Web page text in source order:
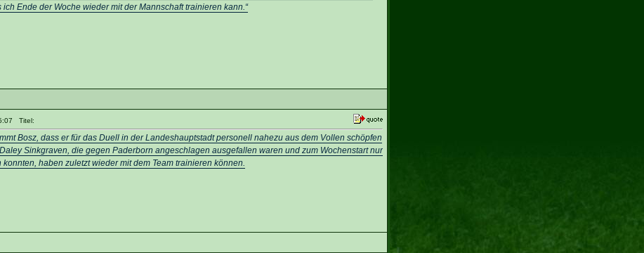
ich Ende der Woche wieder mit der Mannschaft trainieren kann.“
Titel:
Bosz, dass er für das Duell in der Landeshauptstadt personell nahezu aus dem Vollen schöpfen
Sinkgraven, die gegen Paderborn angeschlagen ausgefallen waren und zum Wochenstart nur
haben zuletzt wieder mit dem Team trainieren können.